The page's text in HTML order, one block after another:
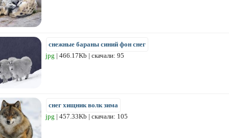
снежные бараны синий фон снег
jpg | 466.17Kb | скачали: 95
снег хищник волк зима
jpg | 457.33Kb | скачали: 105